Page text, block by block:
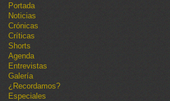
Portada
Noticias
Crónicas
Críticas
Shorts
Agenda
Entrevistas
Galería
¿Recordamos?
Especiales